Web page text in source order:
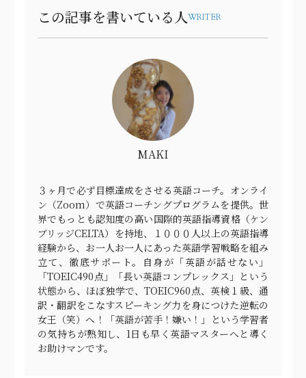
この記事を書いている人WRITER
MAKI
３ヶ月で必ず目標達成をさせる英語コーチ。オンライ
ン（Zoom）で英語コーチングプログラムを提供。世
界でもっとも認知度の高い国際的英語指導資格（ケン
ブリッジCELTA）を持地、１０００人以上の英語指導
経験から、お一人お一人にあった英語学習戦略を組み
立て、徹底サポート。自身が「英語が話せない」
「TOEIC490点」「長い英語コンプレックス」という
状態から、ほぼ独学で、TOEIC960点、英検１級、通
訳・翻訳をこなすスピーキング力を身につけた逆転の
女王（笑）へ！「英語が苦手！嫌い！」という学習者
の気持ちが熟知し、1日も早く英語マスターへと導く
お助けマンです。